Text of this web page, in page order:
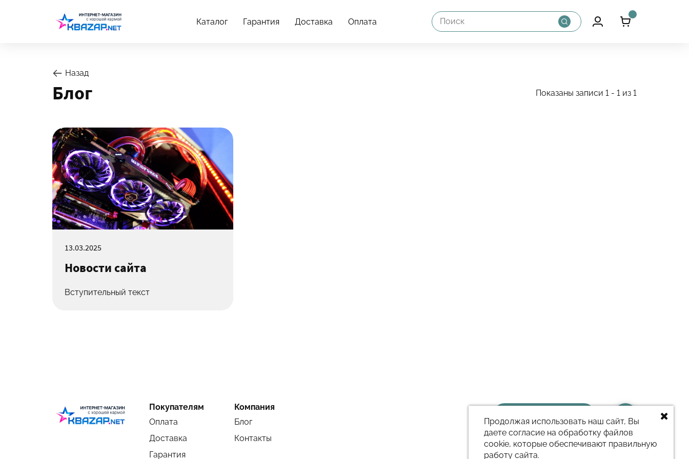
Каталог Гарантия Доставка Оплата
Назад
Блог Показаны записи 1 - 1 из 1
13.03.2025
Новости сайта
Вступительный текст
Покупателям
Оплата
Доставка
Гарантия
Компания
Блог
Контакты
Продолжая использовать наш сайт, Вы
даете согласие на обработку файлов
cookie, которые обеспечивают правильную
работу сайта.